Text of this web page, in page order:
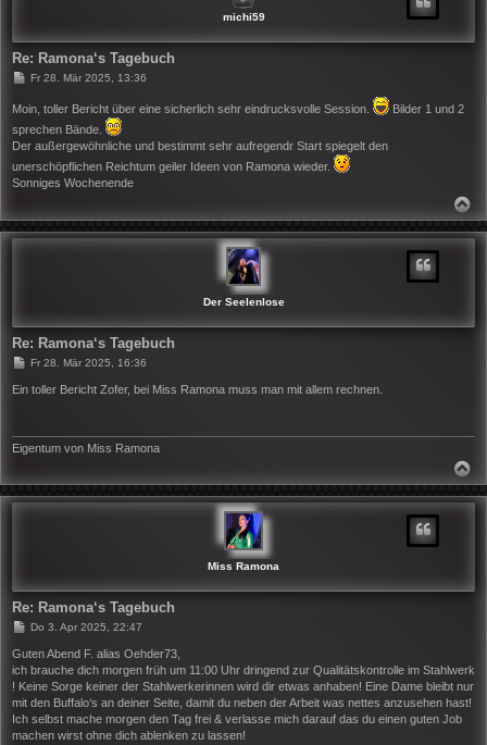
michi59
Re: Ramona‘s Tagebuch
B
i
t
r
a
Fr 28. Mär 2025, 13:36
Moin, toller Bericht über eine sicherlich sehr eindrucksvolle Session.
Bilder 1 und 2
sprechen Bände.
Der außergewöhnliche und bestimmt sehr aufregendr Start spiegelt den
unerschöpflichen Reichtum geiler Ideen von Ramona wieder.
Sonniges Wochenende
Der Seelenlose
Re: Ramona‘s Tagebuch
B
i
g
Fr 28. Mär 2025, 16:36
Ein toller Bericht Zofer, bei Miss Ramona muss man mit allem rechnen.
Eigentum von Miss Ramona
Miss Ramona
Re: Ramona‘s Tagebuch
B
i
r
a
g
Do 3. Apr 2025, 22:47
Guten Abend F. alias Oehder73,
ich brauche dich morgen früh um 11:00 Uhr dringend zur Qualitätskontrolle im Stahlwerk
! Keine Sorge keiner der Stahlwerkerinnen wird dir etwas anhaben! Eine Dame bleibt nur
mit den Buffalo‘s an deiner Seite, damit du neben der Arbeit was nettes anzusehen hast!
Ich selbst mache morgen den Tag frei & verlasse mich darauf das du einen guten Job
machen wirst ohne dich ablenken zu lassen!